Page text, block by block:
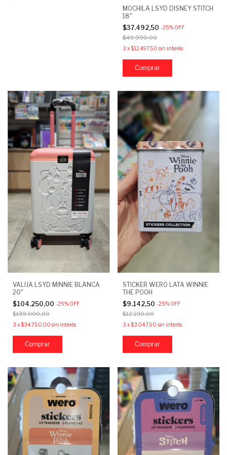
MOCHILA LSYD DISNEY STITCH
18"
$37.492,50 -25% OFF
$49.990,00
3 x$12.497,50 sin interés
VALIJA LSYD MINNIE BLANCA
20"
$104.250,00 -25% OFF
$139.000,00
3 x$34.750,00 sin interés
STICKER WERO LATA WINNIE
THE POOH
$9.142,50 -25% OFF
$12.190,00
3 x$3.047,50 sin interés